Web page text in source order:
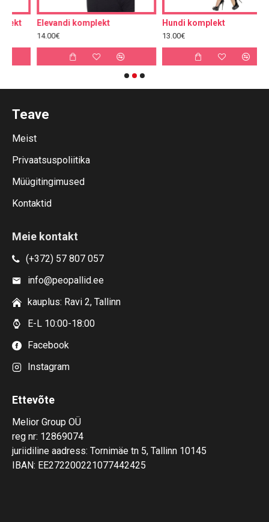
Elevandi komplekt Hundi komplekt
Teave
Meist
Privaatsuspoliitika
Müügitingimused
Kontaktid
Meie kontakt
(+372) 57 807 057
info@peopallid.ee
kauplus: Ravi 2, Tallinn
E-L 10:00-18:00
Facebook
Instagram
Ettevõte
Melior Group OÜ
reg nr: 12869074
juriidiline aadress: Tornimäe tn 5, Tallinn 10145
IBAN: EE272200221077442425